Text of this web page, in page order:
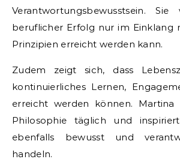
Verantwortungsbewusstsein.
beruflicher Erfolg nur im Einklang
Prinzipien erreicht werden kann.
Zudem zeigt sich, dass
kontinuierliches Lernen,
erreicht werden können.
Philosophie täglich und
ebenfalls bewusst und
handeln.